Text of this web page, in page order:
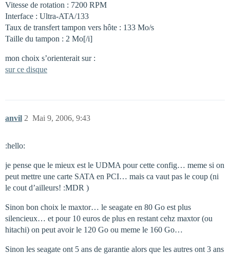
Vitesse de rotation : 7200 RPM
Interface : Ultra-ATA/133
Taux de transfert tampon vers hôte : 133 Mo/s
Taille du tampon : 2 Mo[/i]
mon choix s’orienterait sur :
sur ce disque
anvil Mai 9, 2006, 9:43
2
:hello:
je pense que le mieux est le UDMA pour cette config… meme si on
peut mettre une carte SATA en PCI… mais ca vaut pas le coup (ni
le cout d’ailleurs! :MDR )
Sinon bon choix le maxtor… le seagate en 80 Go est plus
silencieux… et pour 10 euros de plus en restant cehz maxtor (ou
hitachi) on peut avoir le 120 Go ou meme le 160 Go…
Sinon les seagate ont 5 ans de garantie alors que les autres ont 3 ans